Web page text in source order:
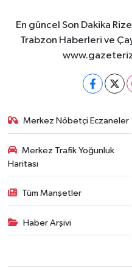
En güncel Son Dakika
Trabzon Haberleri ve
Merkez Nöbetçi Eczaneler
Merkez Trafik Yoğunluk
Haritası
Tüm Manşetler
Haber Arşivi